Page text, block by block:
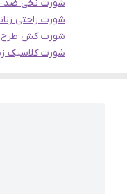
شورت نخی ضد
شورت راحتی
شورت کش طرح
شورت کلاسیک